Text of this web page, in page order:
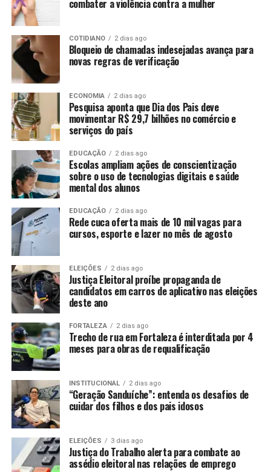
combater a violência contra a mulher
COTIDIANO 2 dias ago
Bloqueio de chamadas indesejadas avança para
novas regras de verificação
ECONOMIA 2 dias ago
Pesquisa aponta que Dia dos Pais deve
movimentar R$ 29,7 bilhões no comércio e
serviços do país
EDUCAÇÃO 2 dias ago
Escolas ampliam ações de conscientização
sobre o uso de tecnologias digitais e saúde
mental dos alunos
EDUCAÇÃO 2 dias ago
Rede cuca oferta mais de 10 mil vagas para
cursos, esporte e lazer no mês de agosto
ELEIÇÕES 2 dias ago
Justiça Eleitoral proíbe propaganda de
candidatos em carros de aplicativo nas eleições
deste ano
FORTALEZA 2 dias ago
Trecho de rua em Fortaleza é interditada por 4
meses para obras de requalificação
INSTITUCIONAL 2 dias ago
“Geração Sanduíche”: entenda os desafios de
cuidar dos filhos e dos pais idosos
ELEIÇÕES 3 dias ago
Justiça do Trabalho alerta para combate ao
assédio eleitoral nas relações de emprego